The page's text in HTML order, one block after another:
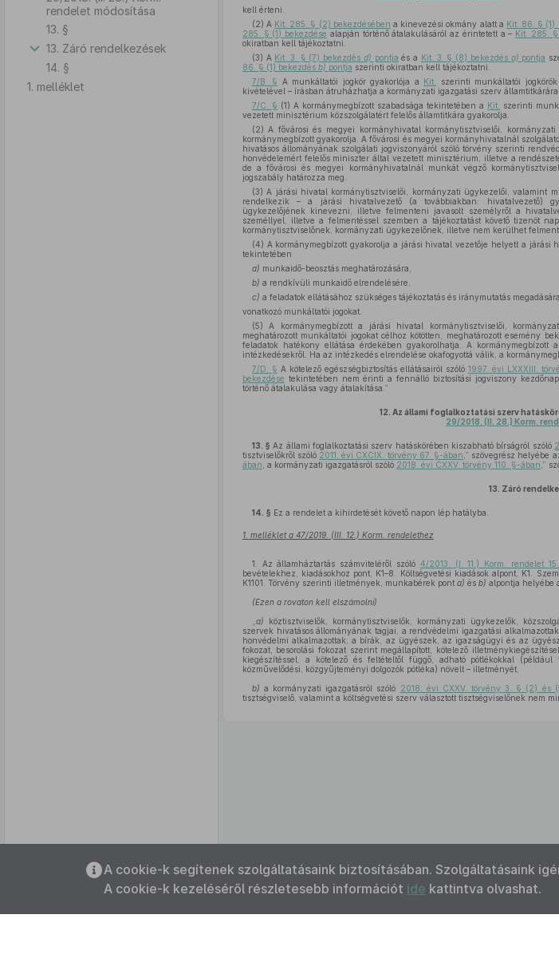
rendelet módosítása
13. §
13. Záró rendelkezések
14. §
1. melléklet
Az oldalmenübe visszatéréshez
ALT + S billentyűket.
kell érteni.
(2) A Kit. 285. § (2) bekezdésében a kinevezési okmány alatt a Kit. 86. § (1)
285. § (1) bekezdése alapján történő átalakulásáról az érintetett a – Kit. 285.
okiratban kell tájékoztatni.
(3) A Kit. 3. § (7) bekezdés d) pontja és a Kit. 3. § (8) bekezdés a) pontja
86. § (1) bekezdés b) pontja szerinti okiratban kell tájékoztatni.
7/B. § A munkáltatói jogkör gyakorlója a Kit. szerinti munkáltatói
kivételével – írásban átruházhatja a kormányzati igazgatási szerv államtitkárára.
7/C. § (1) A kormánymegbízott szabadsága tekintetében a Kit.
szerinti
vezetett minisztérium közszolgálatért felelős államtitkára gyakorolja.
(2) A fővárosi és megyei kormányhivatal kormánytisztviselői,
kormánymegbízott gyakorolja. A fővárosi és megyei kormányhivatalnál
hivatásos állományának szolgálati jogviszonyáról szóló törvény szerinti
honvédelemért felelős miniszter által vezetett minisztérium, illetve a
de a fővárosi és megyei kormányhivatalnál munkát végző
jogszabály határozza meg.
(3) A járási hivatal kormánytisztviselői, kormányzati ügykezelői, valamint
rendelkezik – a járási hivatalvezető (a továbbiakban: hivatalvezető)
ügykezelőjének kinevezni, illetve felmenteni javasolt személyről a
személlyel, illetve a felmentéssel szemben a tájékoztatást követő tizenöt
kormánytisztviselőnek, kormányzati ügykezelőnek, illetve nem kerülhet
(4) A kormánymegbízott gyakorolja a járási hivatal vezetője helyett a
tekintetében
a) munkaidő-beosztás meghatározására,
b) a rendkívüli munkaidő elrendelésére,
c) a feladatok ellátásához szükséges tájékoztatás és iránymutatás megadására
vonatkozó munkáltatói jogokat.
(5) A kormánymegbízott a járási hivatal kormánytisztviselői,
meghatározott munkáltatói jogokat célhoz kötötten, meghatározott esemény
feladatok hatékony ellátása érdekében gyakorolhatja. A
intézkedésekről. Ha az intézkedés elrendelése okafogyottá válik, a
7/D. § A kötelező egészségbiztosítás ellátásairól szóló 1997. évi LXXXIII.
bekezdése tekintetében nem érinti a fennálló biztosítási jogviszony
történő átalakulása vagy átalakítása.”
12. Az állami foglalkoztatási szerv
29/2018. (II. 28.) Korm.
13. § Az állami foglalkoztatási szerv hatáskörében kiszabható bírságról szóló
tisztviselőkről szóló 2011. évi CXCIX. törvény 67. §-ában ,” szövegrész helyébe
ában , a kormányzati igazgatásról szóló 2018. évi CXXV. törvény 110. §-ában ,”
13. Záró
14. § Ez a rendelet a kihirdetését követő napon lép hatályba.
1. melléklet a 47/2019. (III. 12.) Korm. rendelethez
1. Az államháztartás számviteléről szóló 4/2013. (I. 11.) Korm. rendelet
bevételekhez, kiadásokhoz pont, K1–8. Költségvetési kiadások alpont, K1.
K1101. Törvény szerinti illetmények, munkabérek pont a) és b) alpontja helyébe
(Ezen a rovaton kell elszámolni)
a) köztisztviselők, kormánytisztviselők, kormányzati ügykezelők,
szervek hivatásos állományának tagjai, a rendvédelmi igazgatási
honvédelmi alkalmazottak, a bírák, az ügyészek, az igazságügyi és az
fokozat, besorolási fokozat szerint megállapított, kötelező
kiegészítéssel, a kötelező és feltételtől függő, adható pótlékokkal (például
közművelődési, közgyűjteményi dolgozók pótléka) növelt – illetményét,
b) a kormányzati igazgatásról szóló 2018. évi CXXV. törvény 3. § (2) és
tisztségviselő, valamint a költségvetési szerv választott tisztségviselőnek nem
A cookie-k segítenek szolgáltatásaink biztosításában. Szolgáltatásaink
A cookie-k kezeléséről részletesebb információt ide kattintva olvashat.